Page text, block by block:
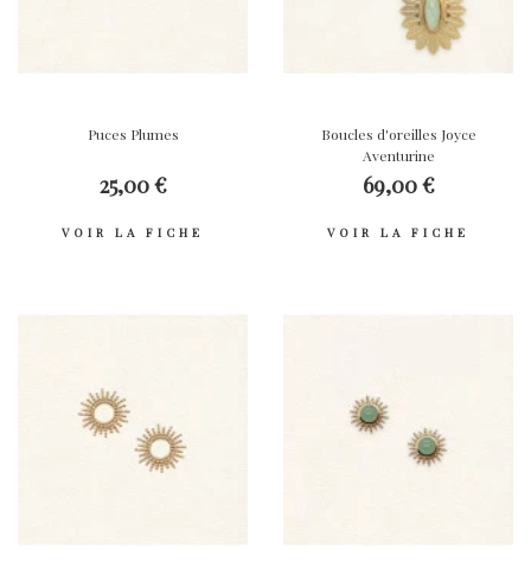
Puces Plumes
25,00 €
VOIR LA FICHE
Boucles d'oreilles Joyce
Aventurine
69,00 €
VOIR LA FICHE